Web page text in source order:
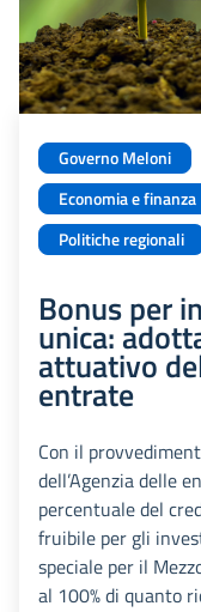
Governo Meloni
Economia e finanza
Politiche regionali
Bonus per
unica:
attuativo
entrate
Con il
dell’Agenzia delle
percentuale del
fruibile per gli
speciale per il
al 100% di quanto